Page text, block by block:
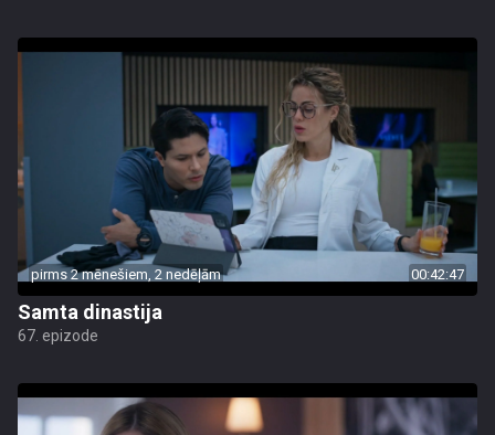
pirms 2 mēnešiem, 2 nedēļām 00:42:47
Samta dinastija
67. epizode